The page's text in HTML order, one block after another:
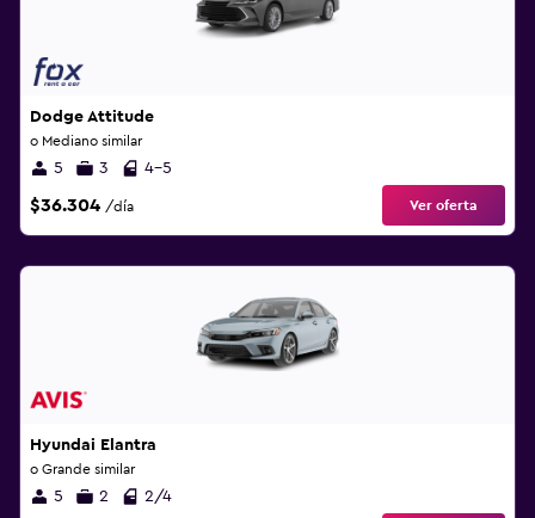
Dodge Attitude
o Mediano similar
5 3 4-5
$36.304 /día Ver oferta
Hyundai Elantra
o Grande similar
5 2 2/4